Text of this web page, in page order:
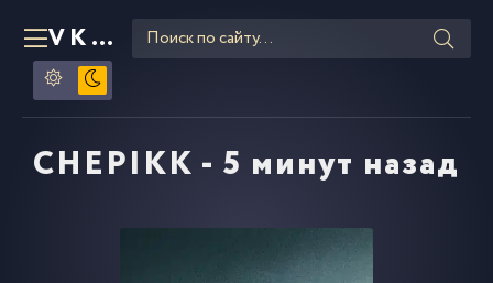
VKLIPE RU
CHEPIKK - 5 минут назад